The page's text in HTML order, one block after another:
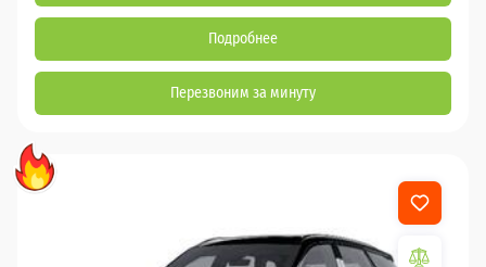
Подробнее
Перезвоним за минуту